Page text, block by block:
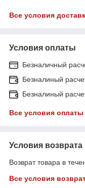
Все условия
Условия оплаты
Безналичный
Безналиный
Безналиный
Все условия оплаты
Условия возврата
Возврат товара в
Все условия